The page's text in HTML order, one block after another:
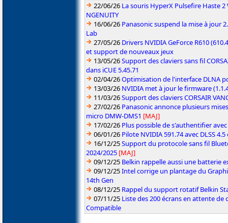
22/06/26 La souris HyperX Pulsefire Haste
NGENUITY
16/06/26 Panasonic suspend la mise à jour
Lab
27/05/26 Drivers NVIDIA GeForce R610
et support de nouveaux jeux
13/05/26Support des claviers sans fil
dans iCUE 5.45.71
02/04/26Optimisation de l'interface DLNA
13/03/26 NVIDIA met à jour le firmware
11/03/26Support des claviers CORSAIR
27/02/26 Panasonic annonce plusieurs
micro DMW-DMS1 [MAJ]
17/02/26 Plus possible de s'authentifier
06/01/26 Pilote NVIDIA 591.74 avec DLSS
16/12/25Support du protocole sans fil
2024/2025 [MAJ]
09/12/25 Belkin rappelle aussi une batterie
09/12/25Intel corrige un plantage du
14th Gen
08/12/25 Rappel du support rotatif Belkin
07/11/25 Liste des 200 écrans en attente de
Compatible